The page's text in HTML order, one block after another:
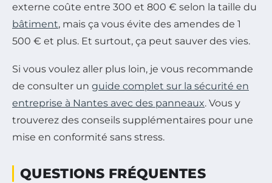
externe coûte entre 300 et 800 € selon la taille du
bâtiment, mais ça vous évite des amendes de 1
500 € et plus. Et surtout, ça peut sauver des vies.
Si vous voulez aller plus loin, je vous recommande
de consulter un guide complet sur la sécurité en
entreprise à Nantes avec des panneaux. Vous y
trouverez des conseils supplémentaires pour une
mise en conformité sans stress.
QUESTIONS FRÉQUENTES